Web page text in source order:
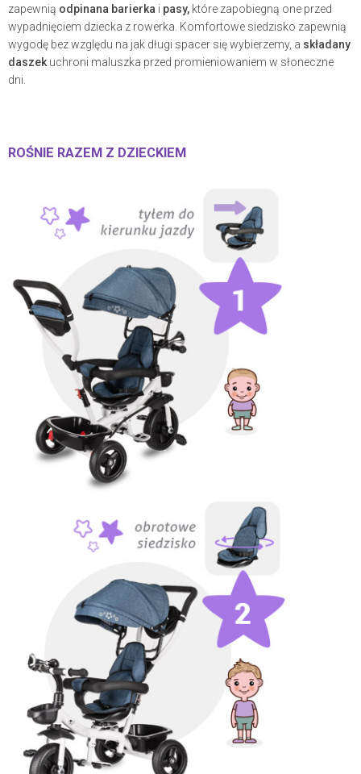
zapewnią odpinana barierka i pasy, które zapobiegną one przed
wypadnięciem dziecka z rowerka. Komfortowe siedzisko zapewnią
wygodę bez względu na jak długi spacer się wybierzemy, a składany
daszek uchroni maluszka przed promieniowaniem w słoneczne
dni.
ROŚNIE RAZEM Z DZIECKIEM